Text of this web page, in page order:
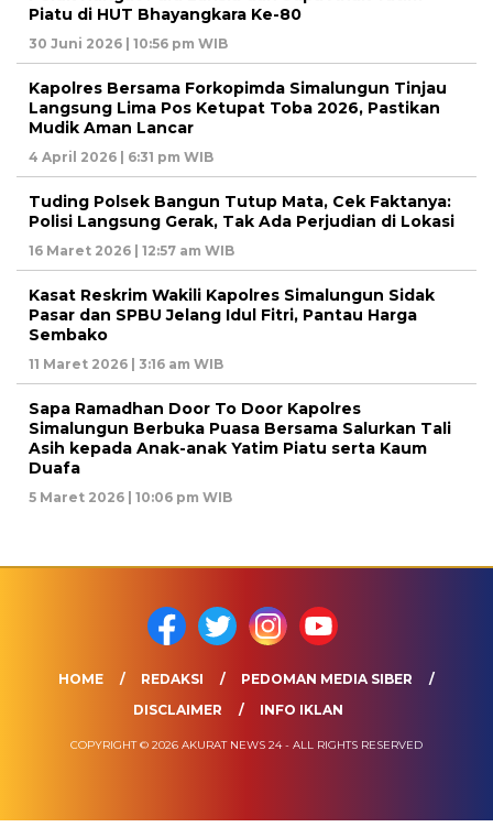
Piatu di HUT Bhayangkara Ke-80
30 Juni 2026 | 10:56 pm WIB
Kapolres Bersama Forkopimda Simalungun Tinjau
Langsung Lima Pos Ketupat Toba 2026, Pastikan
Mudik Aman Lancar
4 April 2026 | 6:31 pm WIB
Tuding Polsek Bangun Tutup Mata, Cek Faktanya:
Polisi Langsung Gerak, Tak Ada Perjudian di Lokasi
16 Maret 2026 | 12:57 am WIB
Kasat Reskrim Wakili Kapolres Simalungun Sidak
Pasar dan SPBU Jelang Idul Fitri, Pantau Harga
Sembako
11 Maret 2026 | 3:16 am WIB
Sapa Ramadhan Door To Door Kapolres
Simalungun Berbuka Puasa Bersama Salurkan Tali
Asih kepada Anak-anak Yatim Piatu serta Kaum
Duafa
5 Maret 2026 | 10:06 pm WIB
HOME REDAKSI
PEDOMAN MEDIA SIBER
DISCLAIMER
INFO IKLAN
COPYRIGHT © 2026 AKURAT NEWS 24 - ALL RIGHTS RESERVED